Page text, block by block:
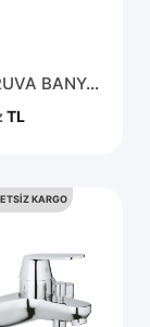
BİEN PRUVA BANYO BATARYASI KROM BB01067103
TL
KARGO